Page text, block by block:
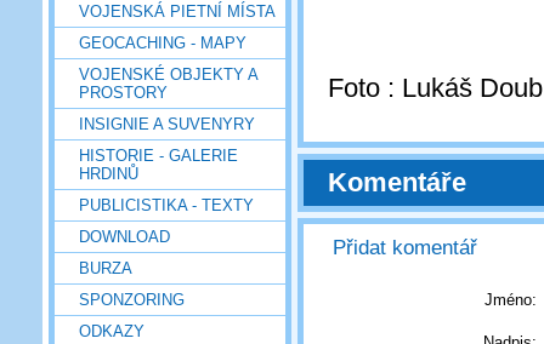
VOJENSKÁ PIETNÍ MÍSTA
GEOCACHING - MAPY
VOJENSKÉ OBJEKTY A
PROSTORY
INSIGNIE A SUVENYRY
HISTORIE - GALERIE
HRDINŮ
PUBLICISTIKA - TEXTY
DOWNLOAD
BURZA
SPONZORING
ODKAZY
Foto : Lukáš
Komentáře
Přidat komentář
Jméno: